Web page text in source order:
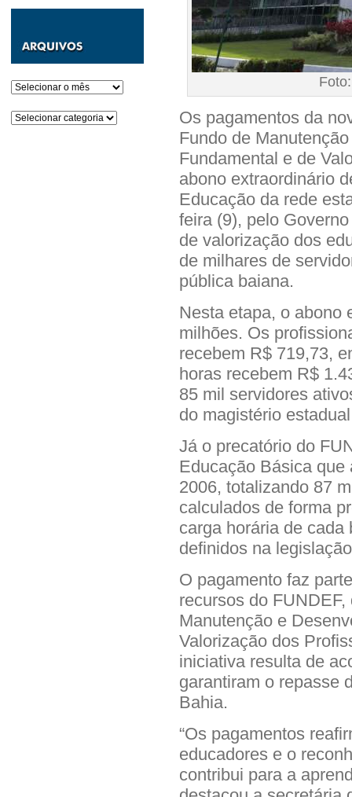
Arquivos
Categorias
Os pagamentos da
Fundo de
Fundamental e de
abono extraordinário
Educação da rede
feira (9), pelo
de valorização dos
de milhares de
pública baiana.
Nesta etapa, o abono
milhões. Os
recebem R$ 719,73,
horas recebem R$
85 mil servidores
do magistério
Já o precatório do
Educação Básica que
2006, totalizando 87
calculados de forma
carga horária de
definidos na
O pagamento faz
recursos do
Manutenção e
Valorização dos
iniciativa resulta de
garantiram o repasse
Bahia.
“Os pagamentos
educadores e o
contribui para a